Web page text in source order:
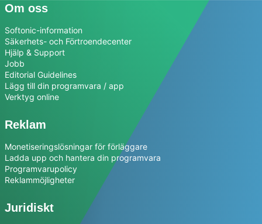
Om oss
Softonic-information
Säkerhets- och Förtroendecenter
Hjälp & Support
Jobb
Editorial Guidelines
Lägg till din programvara / app
Verktyg online
Reklam
Monetiseringslösningar för förläggare
Ladda upp och hantera din programvara
Programvarupolicy
Reklammöjligheter
Juridiskt